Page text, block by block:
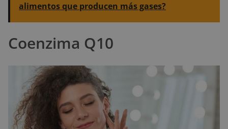
alimentos que producen más gases?
Coenzima Q10